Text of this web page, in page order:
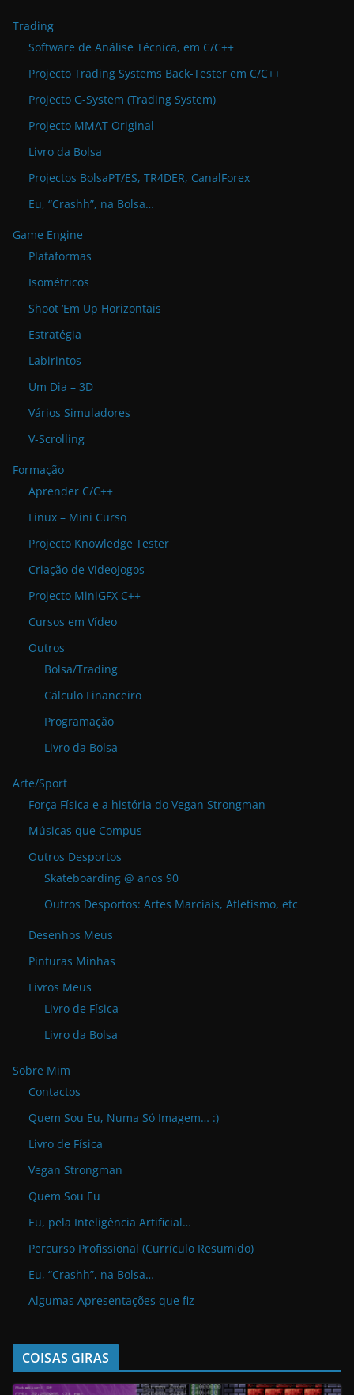
Trading
Software de Análise Técnica, em C/C++
Projecto Trading Systems Back-Tester em C/C++
Projecto G-System (Trading System)
Projecto MMAT Original
Livro da Bolsa
Projectos BolsaPT/ES, TR4DER, CanalForex
Eu, “Crashh”, na Bolsa…
Game Engine
Plataformas
Isométricos
Shoot ‘Em Up Horizontais
Estratégia
Labirintos
Um Dia – 3D
Vários Simuladores
V-Scrolling
Formação
Aprender C/C++
Linux – Mini Curso
Projecto Knowledge Tester
Criação de VideoJogos
Projecto MiniGFX C++
Cursos em Vídeo
Outros
Bolsa/Trading
Cálculo Financeiro
Programação
Livro da Bolsa
Arte/Sport
Força Física e a história do Vegan Strongman
Músicas que Compus
Outros Desportos
Skateboarding @ anos 90
Outros Desportos: Artes Marciais, Atletismo, etc
Desenhos Meus
Pinturas Minhas
Livros Meus
Livro de Física
Livro da Bolsa
Sobre Mim
Contactos
Quem Sou Eu, Numa Só Imagem… :)
Livro de Física
Vegan Strongman
Quem Sou Eu
Eu, pela Inteligência Artificial…
Percurso Profissional (Currículo Resumido)
Eu, “Crashh”, na Bolsa…
Algumas Apresentações que fiz
COISAS GIRAS